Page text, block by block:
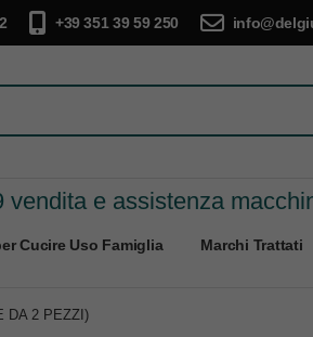
+39 351 39 59 250
e assistenza
Cucire Uso Famiglia Marchi Trattati
DA 2 PEZZI)